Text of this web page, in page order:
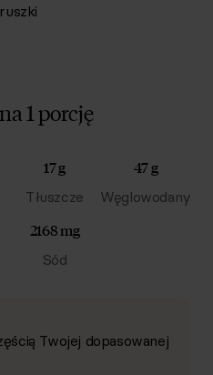
1 porcję
17 g
Tłuszcze
47 g
Węglowodany
2168 mg
Sód
Twojej dopasowanej